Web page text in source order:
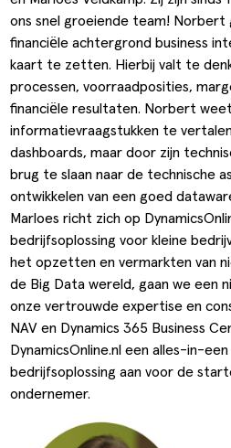
Webinars & Events
Downloads
Klantcases
Business Central
SucceedIT
aanpak
klanten
team
bij SucceedIT
partners
doelen
ons snel groeiende team! Norbert
financiële achtergrond business
kaart te zetten. Hierbij valt te
processen, voorraadposities,
financiële resultaten. Norbert
informatievraagstukken te
dashboards, maar door zijn
brug te slaan naar de technische
ontwikkelen van een goed
Marloes richt zich op
bedrijfsoplossing voor kleine
het opzetten en vermarkten van
de Big Data wereld, gaan we een
onze vertrouwde expertise en
NAV en Dynamics 365 Business
DynamicsOnline.nl een alles-in-
bedrijfsoplossing aan voor de
ondernemer.